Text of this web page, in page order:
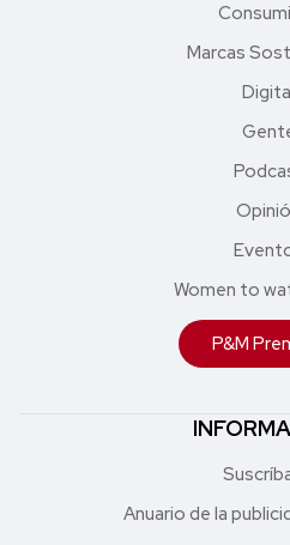
Marcas
Women to
P&M
Anuario de la